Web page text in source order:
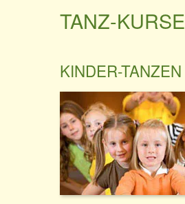
TANZ-KURSE
KINDER-TANZEN